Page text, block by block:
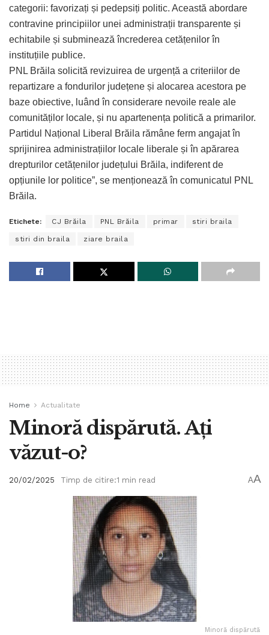
categorii: favorizați și pedepsiți politic. Această abordare
contravine principiilor unei administrații transparente și
echitabile și subminează încrederea cetățenilor în
instituțiile publice.
PNL Brăila solicită revizuirea de urgență a criteriilor de
repartizare a fondurilor județene și alocarea acestora pe
baze obiective, luând în considerare nevoile reale ale
comunităților locale, și nu apartenența politică a primarilor.
Partidul Național Liberal Brăila rămâne ferm angajat în
sprijinirea administrațiilor locale liberale și în apărarea
drepturilor cetățenilor județului Brăila, indiferent de
opțiunile lor politice”, se menționează în comunicatul PNL
Brăila.
Etichete: CJ Brăila PNL Brăila primar stiri braila
stiri din braila ziare braila
Home Actualitate
Minoră dispărută. Ați
văzut-o?
20/02/2025 Timp de citire:1 min read AA
Minoră dispărută